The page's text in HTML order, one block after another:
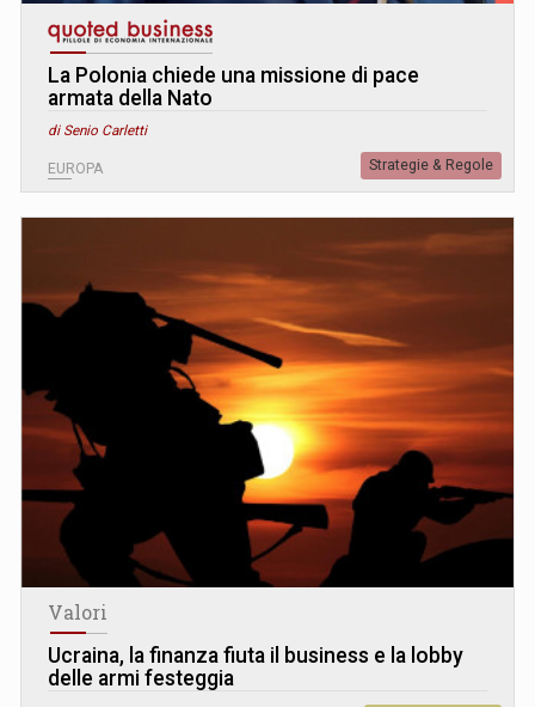
La Polonia chiede una missione di pace
armata della Nato
di Senio Carletti
EUROPA Strategie & Regole
Valori
Ucraina, la finanza fiuta il business e la lobby
delle armi festeggia